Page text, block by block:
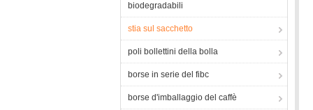
biodegradabili
stia sul sacchetto
poli bollettini della bolla
borse in serie del fibc
borse d'imballaggio del caffè